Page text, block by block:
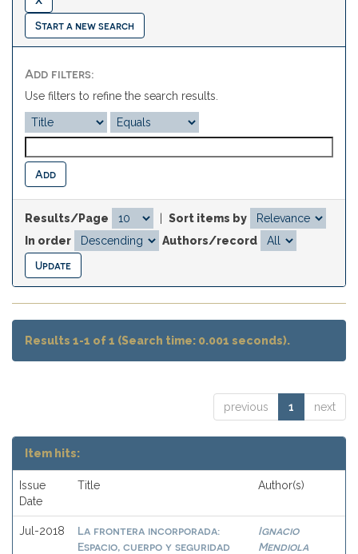
Start a new search
Add filters:
Use filters to refine the search results.
Results/Page
Sort items by
In order
Authors/record
Results 1-1 of 1 (Search time: 0.001 seconds).
previous 1 next
Item hits:
Issue
Date
Title Author(s)
Jul-2018
La frontera incorporada:
Espacio, cuerpo y seguridad
Ignacio
Mendiola